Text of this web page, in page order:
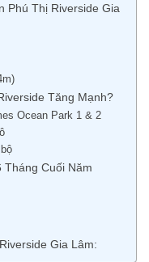
Phú Thị Riverside Gia
Tăng Mạnh?
Ocean Park 1 & 2
Tháng Cuối Năm
Gia Lâm: